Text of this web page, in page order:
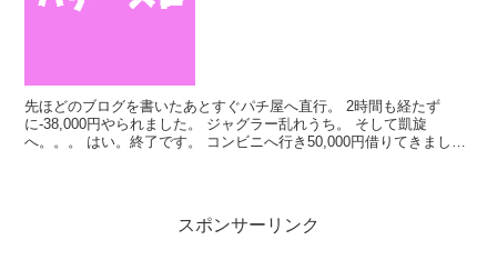
先ほどのブログを書いたあとすぐパチ屋へ直行。 2時間も経たず
に-38,000円やられました。 ジャグラー乱れうち。 そして凱旋
へ。。。 はい。終了です。 コンビニへ行き50,000円借りてきまし
スポンサーリンク